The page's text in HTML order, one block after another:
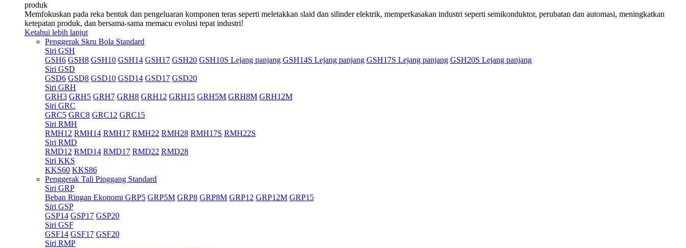
produk
Memfokuskan pada reka bentuk dan pengeluaran komponen teras seperti meletakkan slaid dan silinder elektrik, memperkasakan industri seperti semikonduktor, perubatan dan automasi, meningkatkan
ketepatan produk, dan bersama-sama memacu evolusi tepat industri!
Ketahui lebih lanjut
Penggerak Skru Bola Standard
Siri GSH
GSH6 GSH8 GSH10 GSH14 GSH17 GSH20 GSH10S Lejang panjang GSH14S Lejang panjang GSH17S Lejang panjang GSH20S Lejang panjang
Siri GSD
GSD6 GSD8 GSD10 GSD14 GSD17 GSD20
Siri GRH
GRH3 GRH5 GRH7 GRH8 GRH12 GRH15 GRH5M GRH8M GRH12M
Siri GRC
GRC5 GRC8 GRC12 GRC15
Siri RMH
RMH12 RMH14 RMH17 RMH22 RMH28 RMH17S RMH22S
Siri RMD
RMD12 RMD14 RMD17 RMD22 RMD28
Siri KKS
KKS60 KKS86
Penggerak Tali Pinggang Standard
Siri GRP
Beban Ringan Ekonomi GRP5 GRP5M GRP8 GRP8M GRP12 GRP12M GRP15
Siri GSP
GSP14 GSP17 GSP20
Siri GSF
GSF14 GSF17 GSF20
Siri RMP